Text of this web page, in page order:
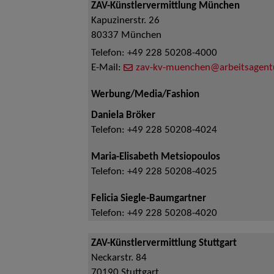
ZAV-Künstlervermittlung München
Kapuzinerstr. 26
80337 München
Telefon: +49 228 50208-4000
E-Mail:
zav-kv-
Werbung/Media/Fashion
Daniela Bröker
Telefon: +49 228 50208-4024
Maria-Elisabeth Metsiopoulos
Telefon: +49 228 50208-4025
Felicia Siegle-Baumgartner
Telefon: +49 228 50208-4020
ZAV-Künstlervermittlung Stuttgart
Neckarstr. 84